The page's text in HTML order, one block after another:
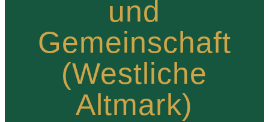
und
Gemeinschaft
(Westliche
Altmark)